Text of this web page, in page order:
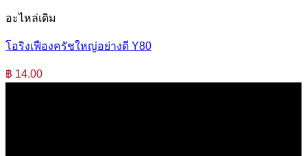
อะไหล่เดิม
โอริงเฟืองครัชใหญ่อย่างดี Y80
฿ 14.00